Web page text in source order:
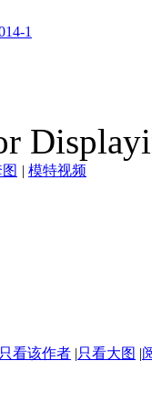
1
| 模特视频
只看该作者 |只看大图 |